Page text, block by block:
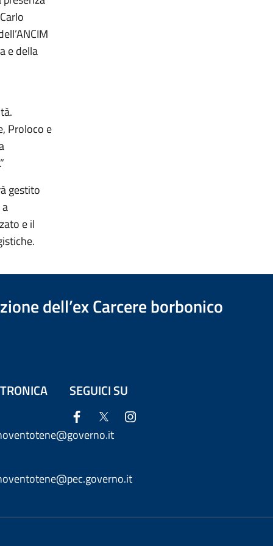
e della
Proloco e
gestito
e il
dell’ex Carcere borbonico
SEGUICI SU